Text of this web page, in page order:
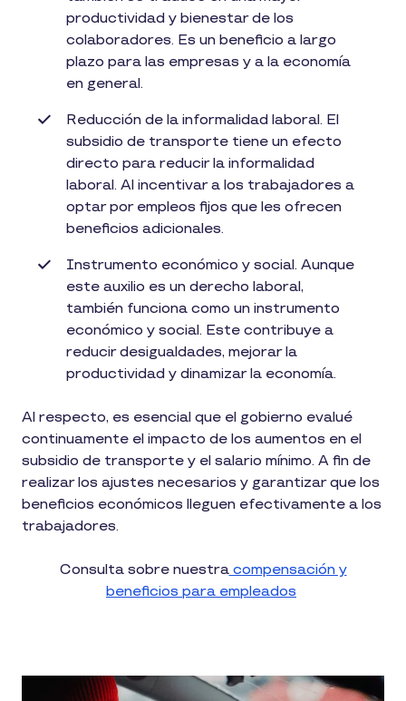
productividad y bienestar de los
colaboradores. Es un beneficio a largo
plazo para las empresas y a la economía
en general.
Reducción de la informalidad laboral. El
subsidio de transporte tiene un efecto
directo para reducir la informalidad
laboral. Al incentivar a los trabajadores a
optar por empleos fijos que les ofrecen
beneficios adicionales.
Instrumento económico y social. Aunque
este auxilio es un derecho laboral,
también funciona como un instrumento
económico y social. Este contribuye a
reducir desigualdades, mejorar la
productividad y dinamizar la economía.
Al respecto, es esencial que el gobierno evalué
continuamente el impacto de los aumentos en el
subsidio de transporte y el salario mínimo. A fin de
realizar los ajustes necesarios y garantizar que los
beneficios económicos lleguen efectivamente a los
trabajadores.
Consulta sobre nuestracompensación y
beneficios para empleados